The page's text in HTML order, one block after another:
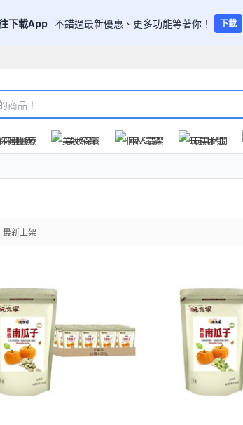
下載App 不錯過最新優惠、更多功能等著你！ 下載
保健醫療 美妝保養 個人清潔 玩具休閒
最新上架